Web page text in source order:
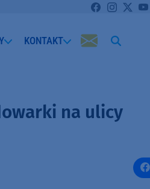
KONTAKT
na ulicy